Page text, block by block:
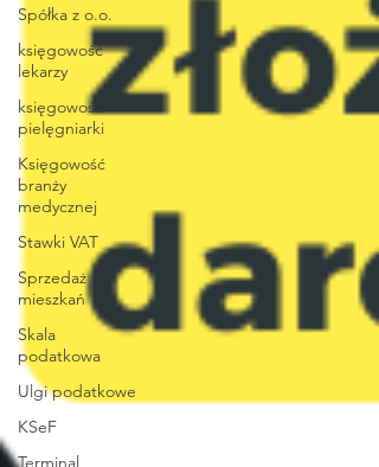
Spółka z o.o.
księgowość
lekarzy
księgowość
pielęgniarki
Księgowość
branży
medycznej
Stawki VAT
Sprzedaż
mieszkań
Skala
podatkowa
Ulgi podatkowe
KSeF
Terminal